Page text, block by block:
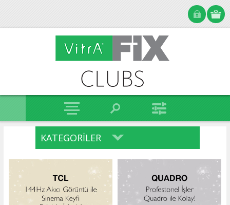
KATEGORILER